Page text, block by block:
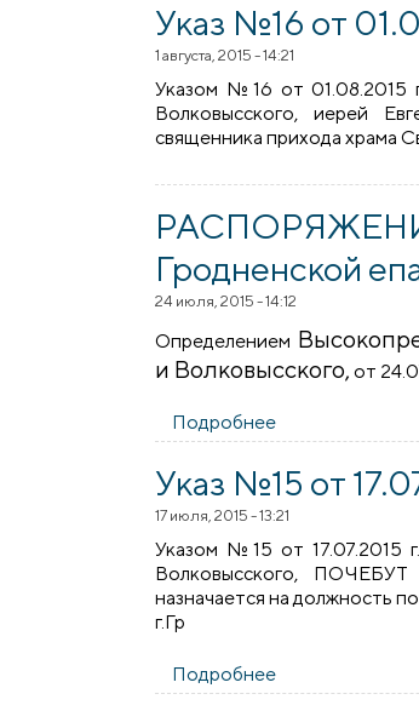
Указ №16 от
1 августа, 2015 - 14:21
Указом №16 от 01.08.2015
Волковысского, иерей
священника прихода храма
Гродненской
24 июля, 2015 - 14:12
Определением
и Волковысского, от
Подробнее
Указ №15 от
17 июля, 2015 - 13:21
Указом №15 от 17.07.2015
Волковысского,
назначается на должность
г.Гр
Подробнее